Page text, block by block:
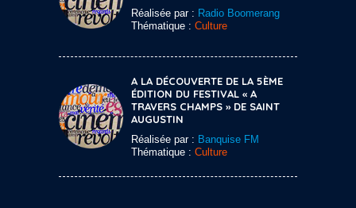
Réalisée par : Radio Boomerang
Thématique : Culture
A LA DÉCOUVERTE DE LA 5ÈME
ÉDITION DU FESTIVAL « A
TRAVERS CHAMPS » DE SAINT
AUGUSTIN
Réalisée par : Banquise FM
Thématique : Culture